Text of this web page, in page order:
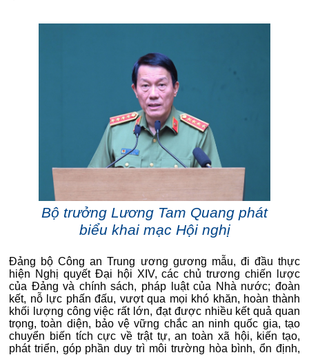
Bộ trưởng Lương Tam Quang phát
biểu khai mạc Hội nghị
Đảng bộ Công an Trung ương gương mẫu, đi đầu thực
hiện Nghị quyết Đại hội XIV, các chủ trương chiến lược
của Đảng và chính sách, pháp luật của Nhà nước; đoàn
kết, nỗ lực phấn đấu, vượt qua mọi khó khăn, hoàn thành
khối lượng công việc rất lớn, đạt được nhiều kết quả quan
trọng, toàn diện, bảo vệ vững chắc an ninh quốc gia, tạo
chuyển biến tích cực về trật tự, an toàn xã hội, kiến tạo,
phát triển, góp phần duy trì môi trường hòa bình, ổn định,